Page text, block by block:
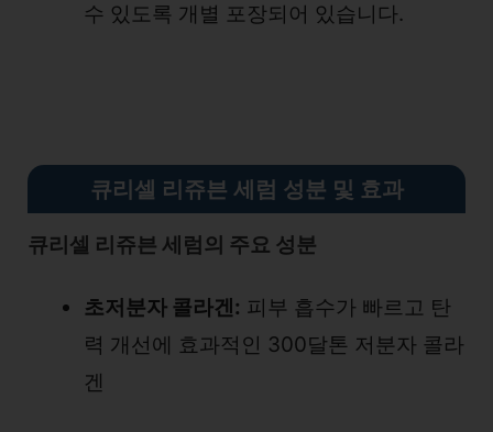
수 있도록 개별 포장되어 있습니다.
큐리셀 리쥬븐 세럼 성분 및 효과
큐리셀 리쥬븐 세럼의 주요 성분
초저분자 콜라겐: 피부 흡수가 빠르고 탄
력 개선에 효과적인 300달톤 저분자 콜라
겐